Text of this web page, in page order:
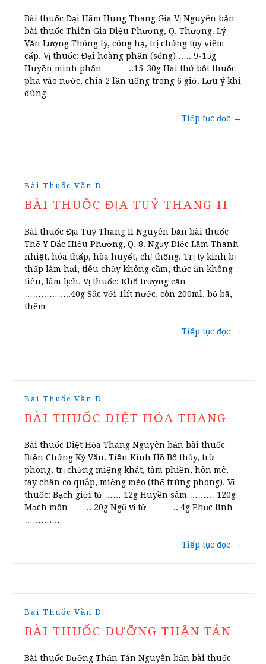
Bài thuốc Đại Hãm Hung Thang Gia Vị Nguyên bản
bài thuốc Thiên Gia Diệu Phương, Q. Thượng. Lý
Văn Lượng Thông lý, công hạ, trị chứng tụy viêm
cấp. Vị thuốc: Đại hoàng phấn (sống) ….. 9-15g
Huyền minh phấn ………..15-30g Hai thứ bột thuốc
pha vào nước, chia 2 lần uống trong 6 giờ. Lưu ý khi
dùng…
Tiếp tục đọc →
Bài Thuốc Vần D
BÀI THUỐC ĐỊA TUỶ THANG II
Bài thuốc Địa Tuỷ Thang II Nguyên bản bài thuốc
Thế Y Đắc Hiệu Phương, Q, 8. Ngụy Diệc Lâm Thanh
nhiệt, hóa thấp, hòa huyết, chỉ thống. Trị tỳ kinh bị
thấp làm hại, tiêu chảy không cầm, thức ăn không
tiêu, lâm lịch. Vị thuốc: Khổ trượng căn
……………..40g Sắc với 1lít nước, còn 200ml, bỏ bã,
thêm…
Tiếp tục đọc →
Bài Thuốc Vần D
BÀI THUỐC DIỆT HỎA THANG
Bài thuốc Diệt Hỏa Thang Nguyên bản bài thuốc
Biện Chứng Kỳ Văn. Tiền Kính Hồ Bổ thủy, trừ
phong, trị chứng miệng khát, tâm phiền, hôn mê,
tay chân co quắp, miệng méo (thể trúng phong). Vị
thuốc: Bạch giới tử …… 12g Huyền sâm ……… 120g
Mạch môn …….. 20g Ngũ vị tử ……….. 4g Phục linh
……….…
Tiếp tục đọc →
Bài Thuốc Vần D
BÀI THUỐC DƯỠNG THẬN TÁN
Bài thuốc Dưỡng Thận Tán Nguyên bản bài thuốc